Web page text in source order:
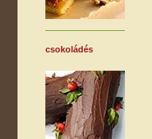
csokoládés